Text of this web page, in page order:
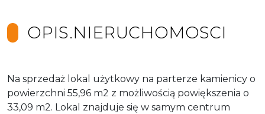
OPIS.NIERUCHOMOSCI
Na sprzedaż lokal użytkowy na parterze kamienicy o
powierzchni 55,96 m2 z możliwością powiększenia o
33,09 m2. Lokal znajduje się w samym centrum